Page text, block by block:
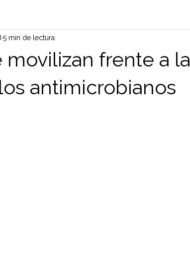
movilizan frente a la
antimicrobianos
5 min de lectura